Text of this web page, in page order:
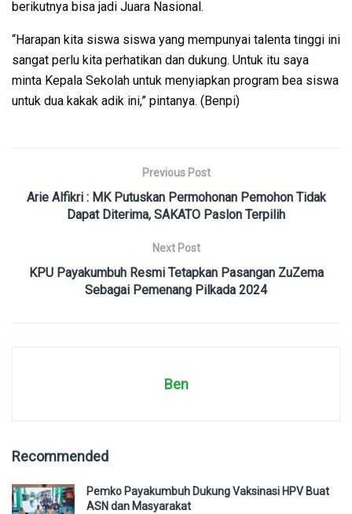
berikutnya bisa jadi Juara Nasional.
“Harapan kita siswa siswa yang mempunyai talenta tinggi ini
sangat perlu kita perhatikan dan dukung. Untuk itu saya
minta Kepala Sekolah untuk menyiapkan program bea siswa
untuk dua kakak adik ini,” pintanya. (Benpi)
Previous Post
Arie Alfikri : MK Putuskan Permohonan Pemohon Tidak
Dapat Diterima, SAKATO Paslon Terpilih
Next Post
KPU Payakumbuh Resmi Tetapkan Pasangan ZuZema
Sebagai Pemenang Pilkada 2024
Ben
Recommended
Pemko Payakumbuh Dukung Vaksinasi HPV Buat
ASN dan Masyarakat